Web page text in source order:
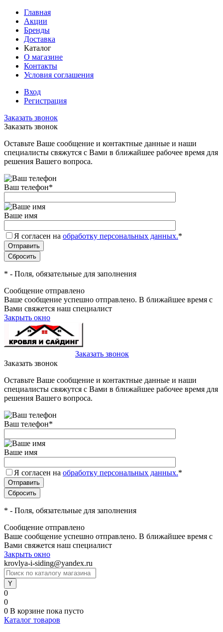
Главная
Акции
Бренды
Доставка
Каталог
О магазине
Контакты
Условия соглашения
Вход
Регистрация
Заказать звонок
Заказать звонок
Оставьте Ваше сообщение и контактные данные и наши
специалисты свяжутся с Вами в ближайшее рабочее время для
решения Вашего вопроса.
Ваш телефон*
Ваше имя
Я согласен на обработку персональных данных.*
* - Поля, обязательные для заполнения
Сообщение отправлено
Ваше сообщение успешно отправлено. В ближайшее время с
Вами свяжется наш специалист
Закрыть окно
Заказать звонок
Заказать звонок
Оставьте Ваше сообщение и контактные данные и наши
специалисты свяжутся с Вами в ближайшее рабочее время для
решения Вашего вопроса.
Ваш телефон*
Ваше имя
Я согласен на обработку персональных данных.*
* - Поля, обязательные для заполнения
Сообщение отправлено
Ваше сообщение успешно отправлено. В ближайшее время с
Вами свяжется наш специалист
Закрыть окно
krovlya-i-siding@yandex.ru
0
0
0 В корзине пока пусто
Каталог товаров